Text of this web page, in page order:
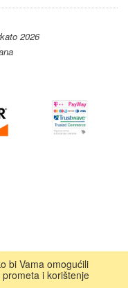
bi Vama omogućili
i korištenje
2026